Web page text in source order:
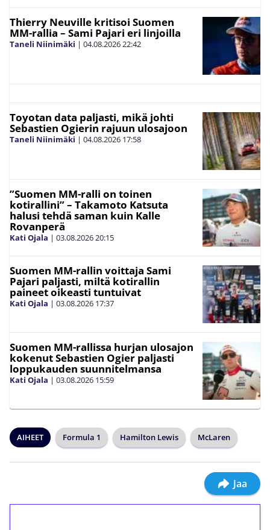
Thierry Neuville kritisoi Suomen
MM-rallia – Sami Pajari eri linjoilla
Taneli Niinimäki | 04.08.202622:42
Toyotan data paljasti, mikä johti
Sebastien Ogierin rajuun ulosajoon
Taneli Niinimäki | 04.08.2026 17:58
”Suomen MM-ralli on toinen
kotirallini” – Takamoto Katsuta
halusi tehdä saman kuin Kalle
Rovanperä
Kati Ojala | 03.08.202620:15
Suomen MM-rallin voittaja Sami
Pajari paljasti, miltä kotirallin
paineet oikeasti tuntuivat
Kati Ojala | 03.08.2026 17:37
Suomen MM-rallissa hurjan ulosajon
kokenut Sebastien Ogier paljasti
loppukauden suunnitelmansa
Kati Ojala | 03.08.2026 15:59
AIHEET Formula 1 Hamilton Lewis McLaren
Jaa